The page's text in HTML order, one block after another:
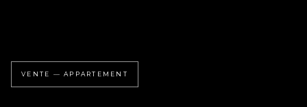
VENTE — APPARTEMENT